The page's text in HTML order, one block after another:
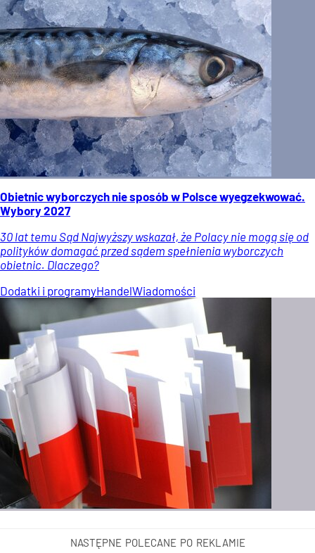
Obietnic wyborczych nie sposób w Polsce wyegzekwować.
Wybory 2027
30 lat temu Sąd Najwyższy wskazał, że Polacy nie mogą się od
polityków domagać przed sądem spełnienia wyborczych
obietnic. Dlaczego?
Dodatki i programyHandelWiadomości